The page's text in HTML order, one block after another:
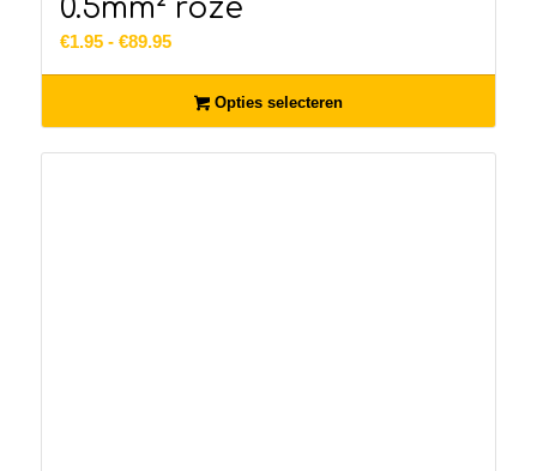
0.5mm² roze
€1.95 - €89.95Prijsklasse:
€89.95
Opties selecteren